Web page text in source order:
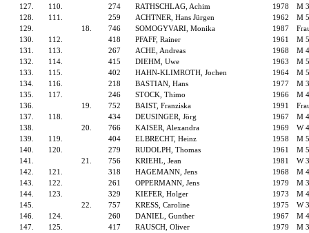
127.
110. 274 RATHSCHLAG, Achim 1978
M
128.
111. 259 ACHTNER, Hans Jürgen 1962
M
129.
18. 746 SOMOGYVARI, Monika 1987
130.
112. 418 PFAFF, Rainer 1961
M
131.
113. 267 ACHE, Andreas 1968
M
132.
114. 415 DIEHM, Uwe 1963
M
133.
115. 402 HAHN-KLIMROTH, Jochen 1964
M
134.
116. 218 BASTIAN, Hans 1977
M
135.
117. 246 STOCK, Thimo 1966
M
136.
19. 752 BAIST, Franziska 1991
137.
118. 434 DEUSINGER, Jörg 1967
M
138.
20. 766 KAISER, Alexandra 1969
W
139.
119. 404 ELBRECHT, Heinz 1958
M
140.
120. 279 RUDOLPH, Thomas 1961
M
141.
21. 756 KRIEHL, Jean 1981
W
142.
121. 318 HAGEMANN, Jens 1968
M
143.
122. 261 OPPERMANN, Jens 1979
M
144.
123. 329 KIEFER, Holger 1973
M
145.
22. 757 KRESS, Caroline 1975
W
146.
124. 260 DANIEL, Gunther 1967
M
147.
125. 417 RAUSCH, Oliver 1979
M